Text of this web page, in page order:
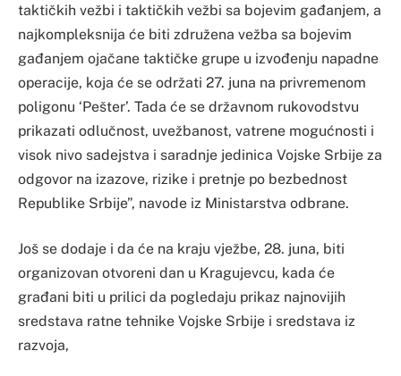
taktičkih vežbi i taktičkih vežbi sa bojevim gađanjem, a
najkompleksnija će biti združena vežba sa bojevim
gađanjem ojačane taktičke grupe u izvođenju napadne
operacije, koja će se održati 27. juna na privremenom
poligonu ‘Pešter’. Tada će se državnom rukovodstvu
prikazati odlučnost, uvežbanost, vatrene mogućnosti i
visok nivo sadejstva i saradnje jedinica Vojske Srbije za
odgovor na izazove, rizike i pretnje po bezbednost
Republike Srbije”, navode iz Ministarstva odbrane.
Još se dodaje i da će na kraju vježbe, 28. juna, biti
organizovan otvoreni dan u Kragujevcu, kada će
građani biti u prilici da pogledaju prikaz najnovijih
sredstava ratne tehnike Vojske Srbije i sredstava iz
razvoja,